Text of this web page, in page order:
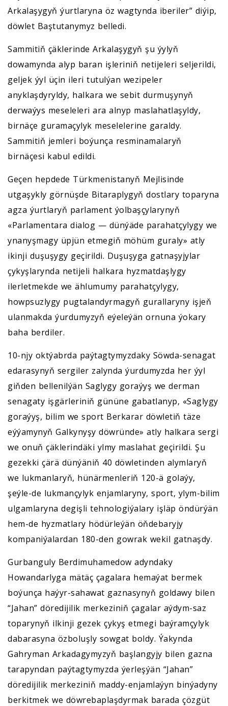
Arkalaşygyň ýurtlaryna öz wagtynda iberiler” diýip,
döwlet Baştutanymyz belledi.
Sammitiň çäklerinde Arkalaşygyň şu ýylyň
dowamynda alyp baran işleriniň netijeleri seljerildi,
geljek ýyl üçin ileri tutulýan wezipeler
anyklaşdyryldy, halkara we sebit durmuşynyň
derwaýys meseleleri ara alnyp maslahatlaşyldy,
birnäçe guramaçylyk meselelerine garaldy.
Sammitiň jemleri boýunça resminamalaryň
birnäçesi kabul edildi.
Geçen hepdede Türkmenistanyň Mejlisinde
utgaşykly görnüşde Bitaraplygyň dostlary toparyna
agza ýurtlaryň parlament ýolbaşçylarynyň
«Parlamentara dialog — dünýäde parahatçylygy we
ynanyşmagy üpjün etmegiň möhüm guraly» atly
ikinji duşuşygy geçirildi. Duşuşyga gatnaşyjylar
çykyşlarynda netijeli halkara hyzmatdaşlygy
ilerletmekde we ählumumy parahatçylygy,
howpsuzlygy pugtalandyrmagyň gurallaryny işjeň
ulanmakda ýurdumyzyň eýeleýän ornuna ýokary
baha berdiler.
10-njy oktýabrda paýtagtymyzdaky Söwda-senagat
edarasynyň sergiler zalynda ýurdumyzda her ýyl
giňden bellenilýän Saglygy goraýyş we derman
senagaty işgärleriniň gününe gabatlanyp, «Saglygy
goraýyş, bilim we sport Berkarar döwletiň täze
eýýamynyň Galkynyşy döwründe» atly halkara sergi
we onuň çäklerindäki ylmy maslahat geçirildi. Şu
gezekki çärä dünýäniň 40 döwletinden alymlaryň
we lukmanlaryň, hünärmenleriň 120-ä golaýy,
şeýle-de lukmançylyk enjamlaryny, sport, ylym-bilim
ulgamlaryna degişli tehnologiýalary işläp öndürýän
hem-de hyzmatlary hödürleýän öňdebaryjy
kompaniýalardan 180-den gowrak wekil gatnaşdy.
Gurbanguly Berdimuhamedow adyndaky
Howandarlyga mätäç çagalara hemaýat bermek
boýunça haýyr-sahawat gaznasynyň goldawy bilen
“Jahan” döredijilik merkeziniň çagalar aýdym-saz
toparynyň ilkinji gezek çykyş etmegi baýramçylyk
dabarasyna özboluşly sowgat boldy. Ýakynda
Gahryman Arkadagymyzyň başlangyjy bilen gazna
tarapyndan paýtagtymyzda ýerleşýän “Jahan”
döredijilik merkeziniň maddy-enjamlaýyn binýadyny
berkitmek we döwrebaplaşdyrmak barada çözgüt